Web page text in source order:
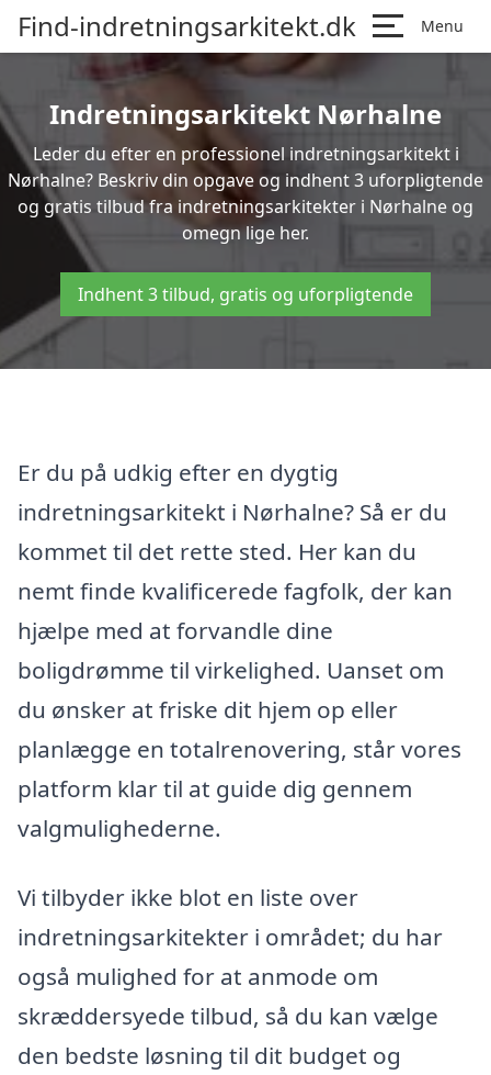
Find-indretningsarkitekt.dk Menu
Indretningsarkitekt Nørhalne
Leder du efter en professionel indretningsarkitekt i
Nørhalne? Beskriv din opgave og indhent 3 uforpligtende
og gratis tilbud fra indretningsarkitekter i Nørhalne og
omegn lige her.
Indhent 3 tilbud, gratis og uforpligtende
Er du på udkig efter en dygtig
indretningsarkitekt i Nørhalne? Så er du
kommet til det rette sted. Her kan du
nemt finde kvalificerede fagfolk, der kan
hjælpe med at forvandle dine
boligdrømme til virkelighed. Uanset om
du ønsker at friske dit hjem op eller
planlægge en totalrenovering, står vores
platform klar til at guide dig gennem
valgmulighederne.
Vi tilbyder ikke blot en liste over
indretningsarkitekter i området; du har
også mulighed for at anmode om
skræddersyede tilbud, så du kan vælge
den bedste løsning til dit budget og